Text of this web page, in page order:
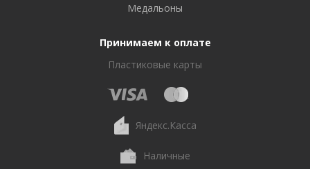
Медальоны
Принимаем к оплате
Пластиковые карты
Яндекс.Касса
Наличные